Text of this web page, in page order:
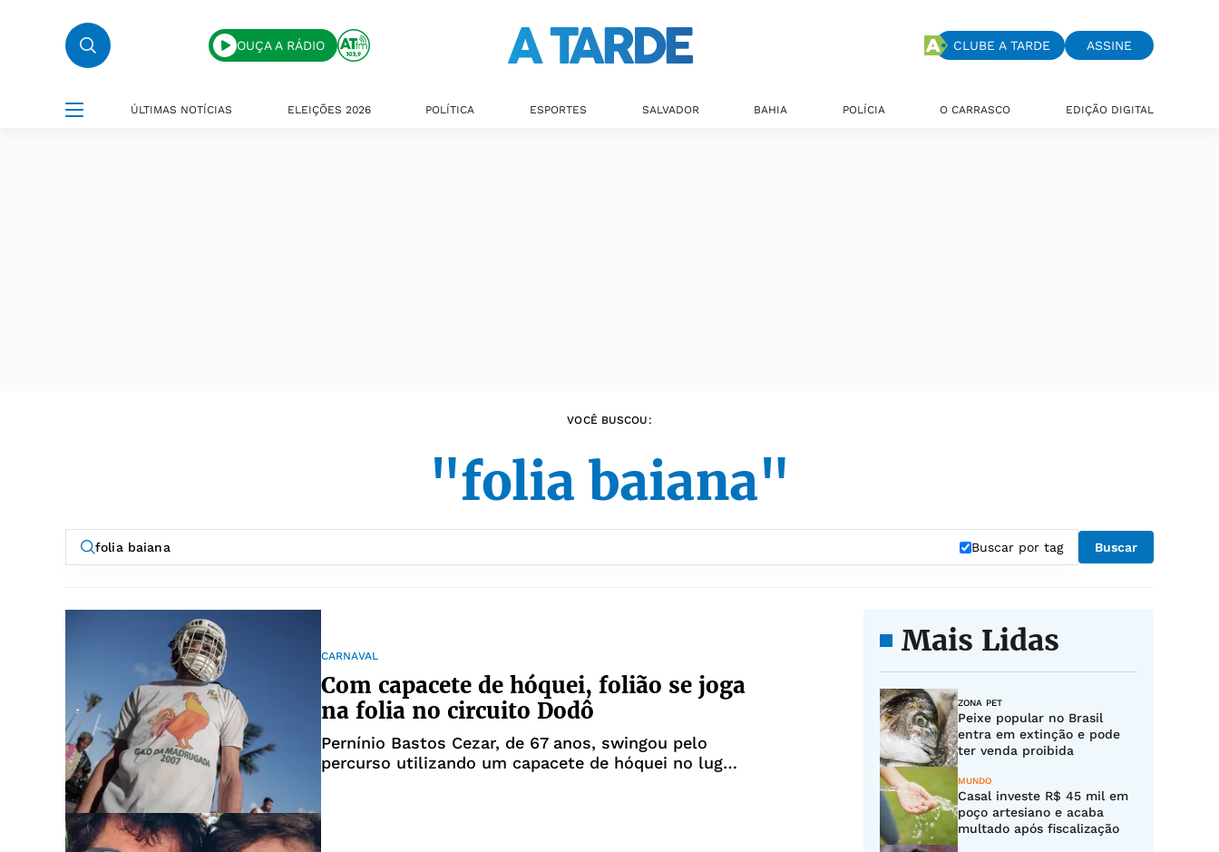
OUÇA A RÁDIO CLUBE A TARDE ASSINE
ÚLTIMAS NOTÍCIAS ELEIÇÕES 2026 POLÍTICA ESPORTES SALVADOR BAHIA POLÍCIA O CARRASCO EDIÇÃO DIGITAL
VOCÊ BUSCOU:
"folia baiana"
Buscar por tag Buscar
CARNAVAL
Com capacete de hóquei, folião se joga
na folia no circuito Dodô
Pernínio Bastos Cezar, de 67 anos, swingou pelo
percurso utilizando um capacete de hóquei no lugar
Mais Lidas
ZONA PET
Peixe popular no Brasil
entra em extinção e pode
ter venda proibida
MUNDO
Casal investe R$ 45 mil em
poço artesiano e acaba
multado após fiscalização